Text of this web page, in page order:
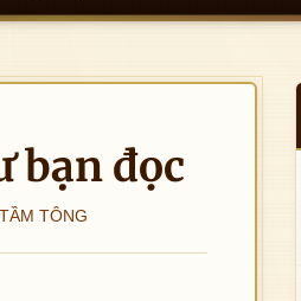
bạn đọc
TÔNG